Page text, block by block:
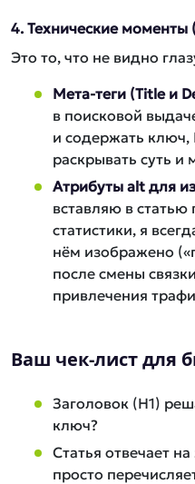
4. Технические моменты
Это то, что не видно
Мета-теги (Title и
в поисковой
и содержать
раскрывать суть и
Атрибуты alt для
вставляю в
статистики, я
нём изображено
после смены
привлечения
Ваш чек-лист для
Заголовок (H1)
ключ?
Статья отвечает
просто